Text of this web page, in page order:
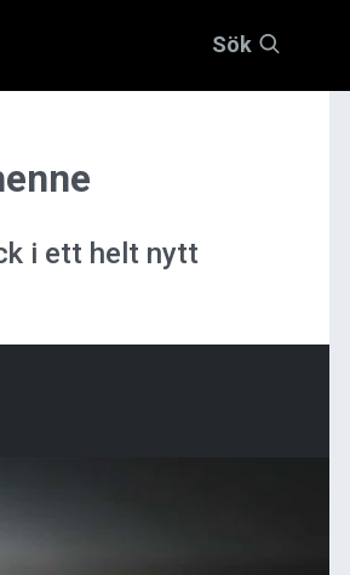
Sök
i ett helt nytt